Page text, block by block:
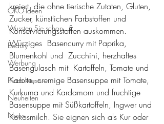
ÖKO-Ideen
Wussten Sie schon...?
Beauty
Werbung
Produkttests
Neuheiten
News
kreiert, die ohne tierische Zutaten, Gluten,
Zucker, künstlichen Farbstoffen und
Konservierungsstoffen auskommen.
Würziges  Basencurry mit Paprika,
Blumenkohl und  Zucchini, herzhaftes
Basengulasch mit  Kartoffeln, Tomate und
Karotte, cremige Basensuppe mit Tomate,
Kurkuma und Kardamom und fruchtige
Basensuppe mit Süßkartoffeln, Ingwer und
Kokosmilch. Sie eignen sich als Kur oder